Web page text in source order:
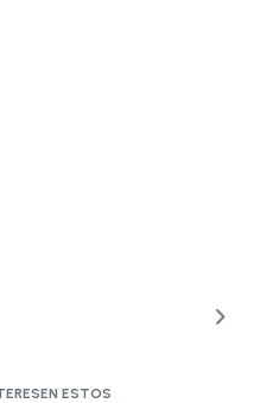
ESTOS